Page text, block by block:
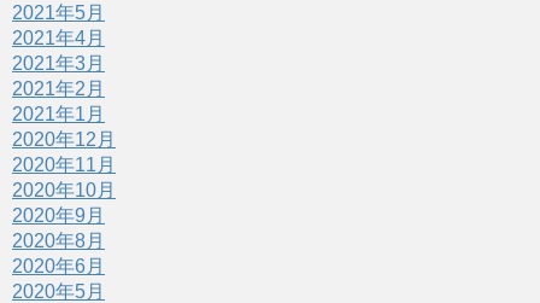
2021年5月
2021年4月
2021年3月
2021年2月
2021年1月
2020年12月
2020年11月
2020年10月
2020年9月
2020年8月
2020年6月
2020年5月